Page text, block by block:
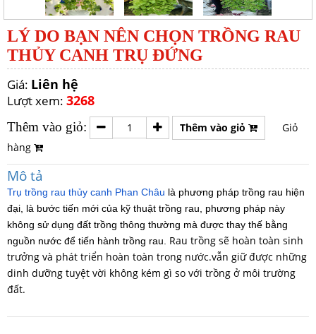
LÝ DO BẠN NÊN CHỌN TRỒNG RAU
THỦY CANH TRỤ ĐỨNG
Giá: Liên hệ
Lượt xem: 3268
Thêm vào giỏ: Thêm vào giỏ
Giỏ
hàng
Mô tả
Trụ trồng rau thủy canh Phan Châu là phương pháp trồng rau hiện
đại, là bước tiến mới của kỹ thuật trồng rau, phương pháp này
không sử dụng đất trồng thông thường mà được thay thế bằng
nguồn nước để tiến hành trồng rau. Rau trồng sẽ hoàn toàn sinh
trưởng và phát triển hoàn toàn trong nước.vẫn giữ được những
dinh dưỡng tuyệt vời không kém gì so với trồng ở môi trường
đất.